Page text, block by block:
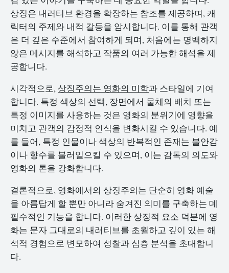
상징은 내러티브 환경을 확장하는 참조를 제공하며, 캐
릭터의 주제와 내적 갈등을 암시합니다. 이를 통해 관객
은 더 깊은 수준에서 참여하게 되며, 처음에는 명백하지
않은 메시지를 해석하고 작품의 여러 가능한 해석을 제
공합니다.
시각적으로, 상징주의는 영화의 미학과 스타일에 기여
합니다. 특정 색상의 선택, 장면에서 물체의 배치 또는
특정 이미지를 사용하는 것은 영화의 분위기에 영향을
미치고 관객의 감정적 인식을 변화시킬 수 있습니다. 예
를 들어, 특정 인물이나 색상의 반복적인 존재는 불안감
이나 향수를 불러일으킬 수 있으며, 이는 감독의 의도와
영화의 톤을 강화합니다.
결론적으로, 영화에서의 상징주의는 단순히 영화 예술
을 아름답게 할 뿐만 아니라 숨겨진 의미를 구축하는 데
필수적인 기능을 합니다. 이러한 상징적 요소 덕분에 영
화는 문자 그대로의 내러티브를 초월하고 깊이 있는 해
석적 경험으로 변모하여 성찰과 심층 분석을 초대합니
다.